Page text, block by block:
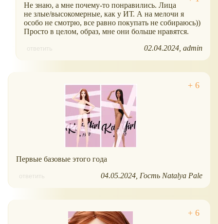
Не знаю, а мне почему-то понравились. Лица
не злые/высокомерные, как у ИТ. А на мелочи я
особо не смотрю, все равно покупать не собираюсь))
Просто в целом, образ, мне они больше нравятся.
ответить 02.04.2024 admin
Первые базовые этого года
ответить 04.05.2024 Гость Natalya Pale